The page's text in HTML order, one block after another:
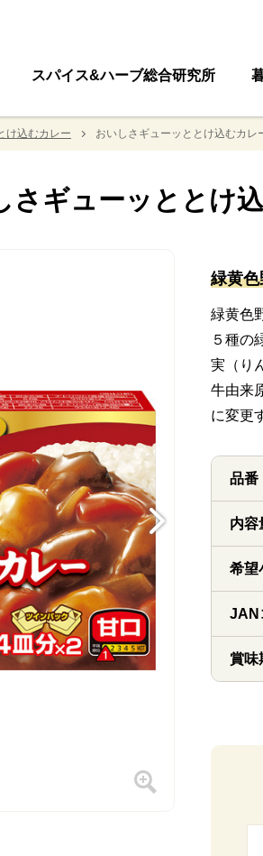
スパイス&ハーブ総合研究所
け込むカレー おいしさギューッととけ込むカ
さギューッととけ
緑黄
緑黄色
５種の
実（り
牛由来
に変更
品番
内容
希望
JAN
賞味